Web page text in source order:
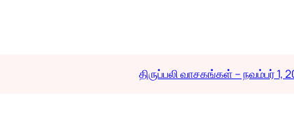
திருப்பலி வாசகங்கள் – நவம்பர் 1,